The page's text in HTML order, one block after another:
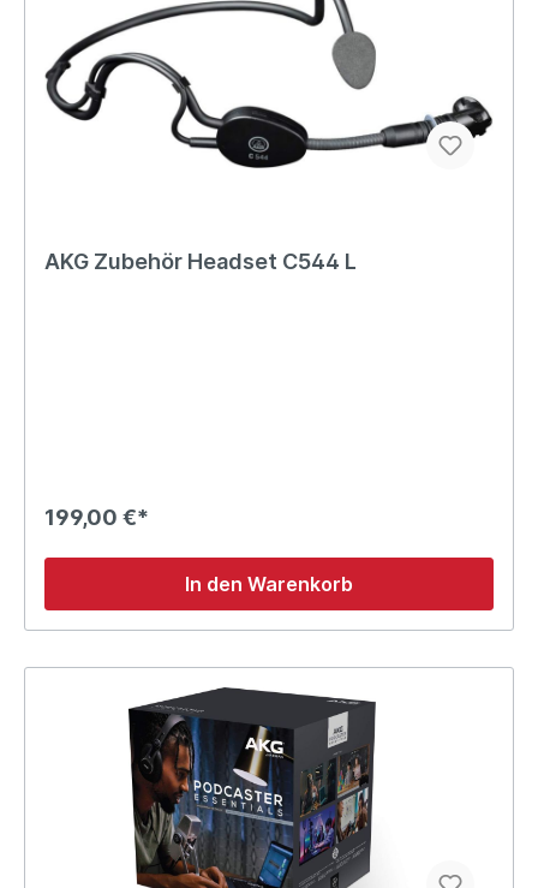
AKG Zubehör Headset C544 L
199,00 €*
In den Warenkorb